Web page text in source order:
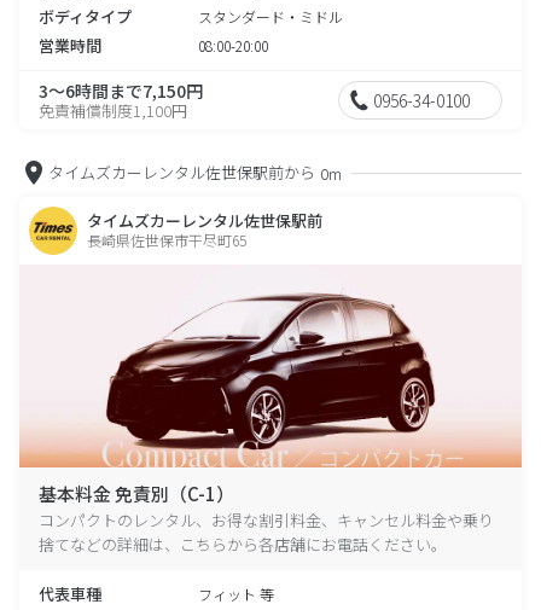
ボディタイプ スタンダード・ミドル
営業時間 08:00-20:00
3～6時間まで7,150円
免責補償制度1,100円 0956-34-0100
タイムズカーレンタル佐世保駅前から 0m
タイムズカーレンタル佐世保駅前
長崎県佐世保市干尽町65
基本料金 免責別（C-1）
コンパクトのレンタル、お得な割引料金、キャンセル料金や乗り
捨てなどの詳細は、こちらから各店舗にお電話ください。
代表車種 フィット 等